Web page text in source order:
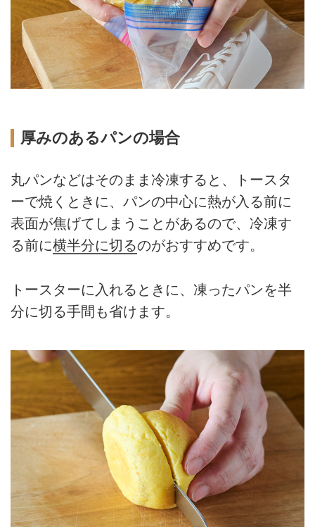
厚みのあるパンの場合
丸パンなどはそのまま冷凍すると、トースタ
ーで焼くときに、パンの中心に熱が入る前に
表面が焦げてしまうことがあるので、冷凍す
る前に横半分に切るのがおすすめです。
トースターに入れるときに、凍ったパンを半
分に切る手間も省けます。